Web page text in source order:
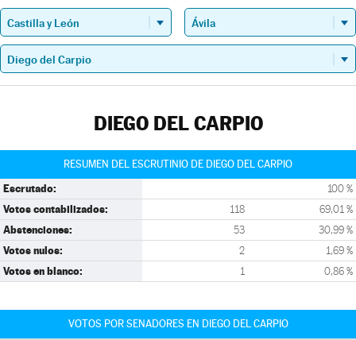
DIEGO DEL CARPIO
RESUMEN DEL ESCRUTINIO DE DIEGO DEL CARPIO
Escrutado: 100 %
Votos contabilizados: 118 69,01 %
Abstenciones: 53 30,99 %
Votos nulos: 2 1,69 %
Votos en blanco: 1 0,86 %
VOTOS POR SENADORES EN DIEGO DEL CARPIO